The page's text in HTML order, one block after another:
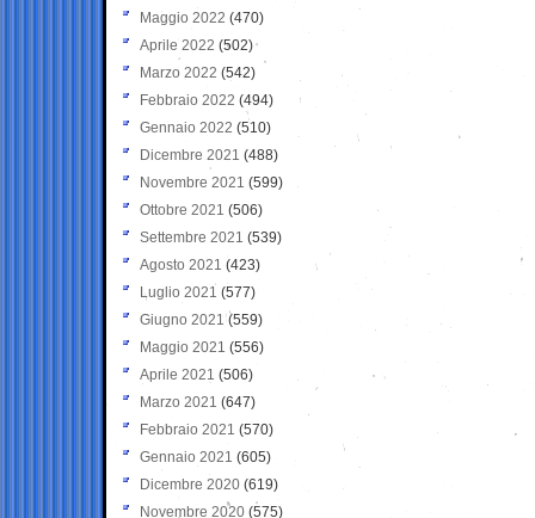
Maggio 2022 (470)
Aprile 2022 (502)
Marzo 2022 (542)
Febbraio 2022 (494)
Gennaio 2022 (510)
Dicembre 2021 (488)
Novembre 2021 (599)
Ottobre 2021 (506)
Settembre 2021 (539)
Agosto 2021 (423)
Luglio 2021 (577)
Giugno 2021(559)
Maggio 2021 (556)
Aprile 2021 (506)
Marzo 2021 (647)
Febbraio 2021 (570)
Gennaio 2021 (605)
Dicembre 2020 (619)
Novembre 2020 (575)